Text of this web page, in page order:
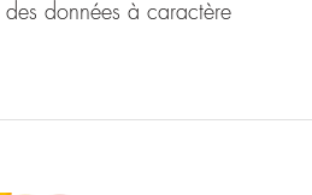
données à caractère